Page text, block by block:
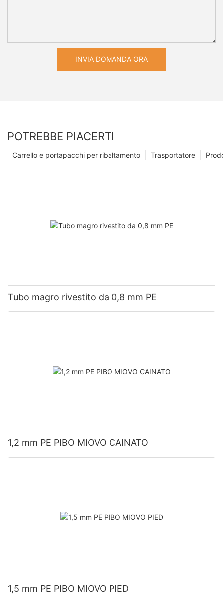
INVIA DOMANDA ORA
POTREBBE PIACERTI
Trasportatore
Carrello e portapacchi per ribaltamento
Tubo magro rivestito da 0,8 mm PE
1,2 mm PE PIBO MIOVO CAINATO
1,5 mm PE PIBO MIOVO PIED